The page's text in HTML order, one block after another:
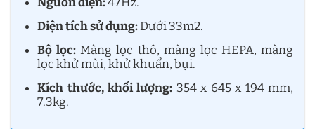
Diện tích sử dụng:Dưới 33m2.
Bộ lọc: Màng lọc thô, màng lọc HEPA, màng
lọc khử mùi, khử khuẩn, bụi.
Kích thước, khối lượng: 354 x 645 x 194 mm,
7.3kg.